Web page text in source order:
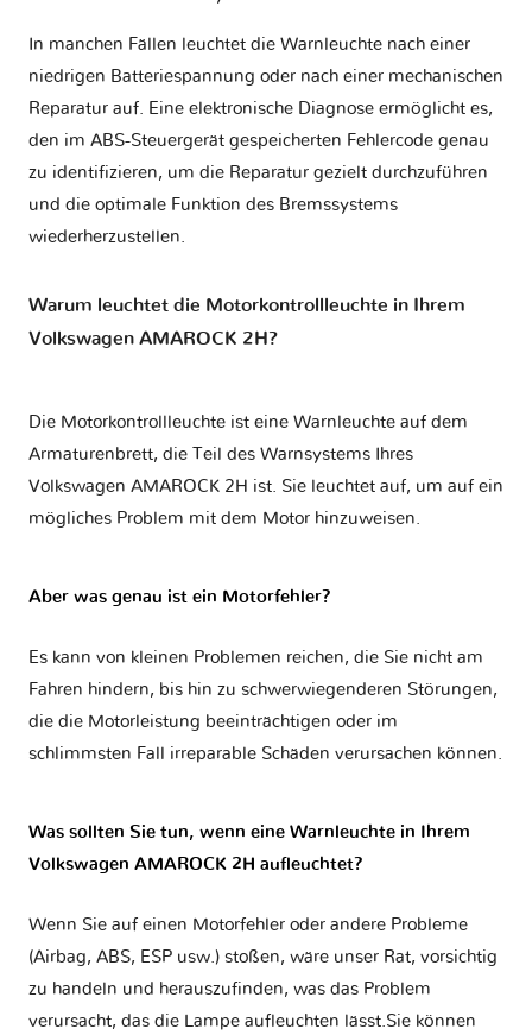
In manchen Fällen leuchtet die Warnleuchte nach einer
niedrigen Batteriespannung oder nach einer mechanischen
Reparatur auf. Eine elektronische Diagnose ermöglicht es,
den im ABS-Steuergerät gespeicherten Fehlercode genau
zu identifizieren, um die Reparatur gezielt durchzuführen
und die optimale Funktion des Bremssystems
wiederherzustellen.
Warum leuchtet die Motorkontrollleuchte in Ihrem
Volkswagen AMAROCK 2H?
Die Motorkontrollleuchte ist eine Warnleuchte auf dem
Armaturenbrett, die Teil des Warnsystems Ihres
Volkswagen AMAROCK 2H ist. Sie leuchtet auf, um auf ein
mögliches Problem mit dem Motor hinzuweisen.
Aber was genau ist ein Motorfehler?
Es kann von kleinen Problemen reichen, die Sie nicht am
Fahren hindern, bis hin zu schwerwiegenderen Störungen,
die die Motorleistung beeinträchtigen oder im
schlimmsten Fall irreparable Schäden verursachen können.
Was sollten Sie tun, wenn eine Warnleuchte in Ihrem
Volkswagen AMAROCK 2H aufleuchtet?
Wenn Sie auf einen Motorfehler oder andere Probleme
(Airbag, ABS, ESP usw.) stoßen, wäre unser Rat, vorsichtig
zu handeln und herauszufinden, was das Problem
verursacht, das die Lampe aufleuchten lässt.Sie können